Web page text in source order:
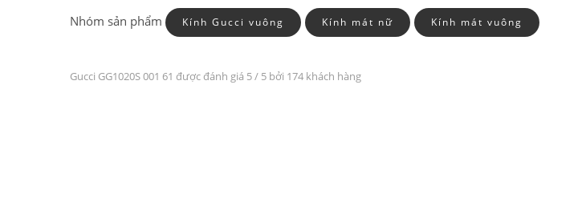
Nhóm sản phẩm Kính Gucci vuông Kính mát nữ Kính mát vuông
Gucci GG1020S 001 61 được đánh giá 5/ 5 bởi 174 khách hàng